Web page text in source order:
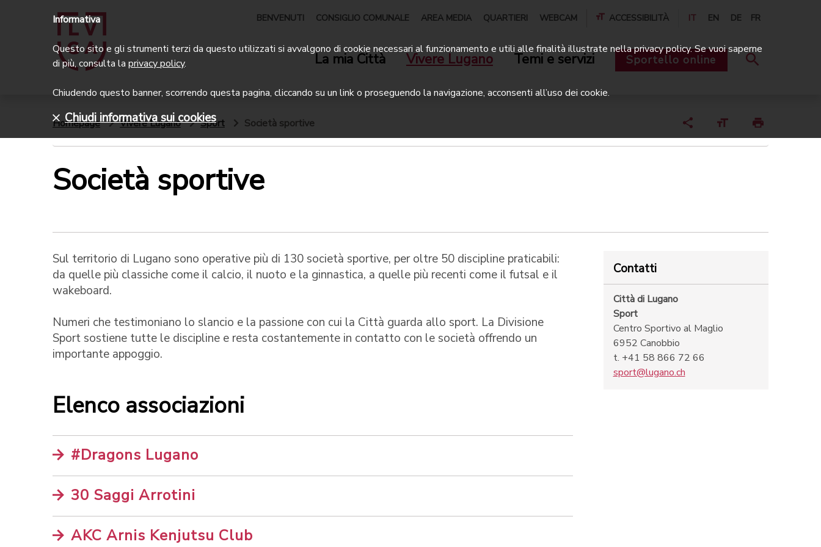
BENVENUTI CONSIGLIO COMUNALE AREA MEDIA QUARTIERI WEBCAM ACCESSIBILITÀ IT EN DE FR
La mia Città Vivere Lugano Temi e servizi Sportello online
Homepage Vivere Lugano Sport Società sportive
Società sportive
Sul territorio di Lugano sono operative più di 130 società sportive, per oltre 50 discipline praticabili:
da quelle più classiche come il calcio, il nuoto e la ginnastica, a quelle più recenti come il futsal e il
wakeboard.
Numeri che testimoniano lo slancio e la passione con cui la Città guarda allo sport. La Divisione
Sport sostiene tutte le discipline e resta costantemente in contatto con le società offrendo un
importante appoggio.
Elenco associazioni
#Dragons Lugano
30 Saggi Arrotini
AKC Arnis Kenjutsu Club
Contatti
Città di Lugano
Sport
Centro Sportivo al Maglio
6952 Canobbio
t. +41 58 866 72 66
sport@lugano.ch
Informativa
Questo sito e gli strumenti terzi da questo utilizzati si avvalgono di cookie necessari al funzionamento e utili alle finalità illustrate nella privacy policy. Se vuoi saperne
di più, consulta la privacy policy.
Chiudendo questo banner, scorrendo questa pagina, cliccando su un link o proseguendo la navigazione, acconsenti all’uso dei cookie.
Chiudi informativa sui cookies